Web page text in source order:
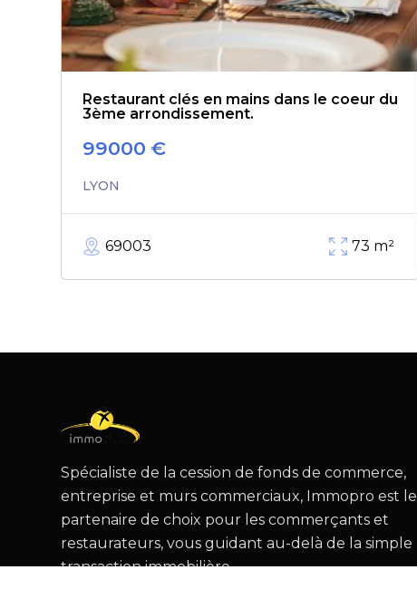
Restaurant clés en mains dans le coeur du
3ème arrondissement.
99000 €
LYON
69003 73 m²
Spécialiste de la cession de fonds de commerce,
entreprise et murs commerciaux, Immopro est le
partenaire de choix pour les commerçants et
restaurateurs, vous guidant au-delà de la simple
transaction immobilière.